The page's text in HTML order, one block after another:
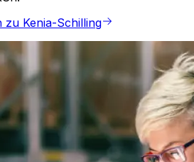
zu Kenia-Schilling